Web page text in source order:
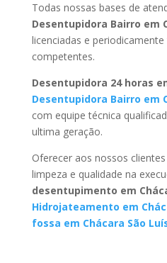
Todas nossas bases de
Desentupidora Bairro em
licenciadas e
competentes.
Desentupidora 24 horas
Desentupidora Bairro em
com equipe técnica
ultima geração.
Oferecer aos nossos
limpeza e qualidade na
desentupimento em
Hidrojateamento em
fossa em Chácara São